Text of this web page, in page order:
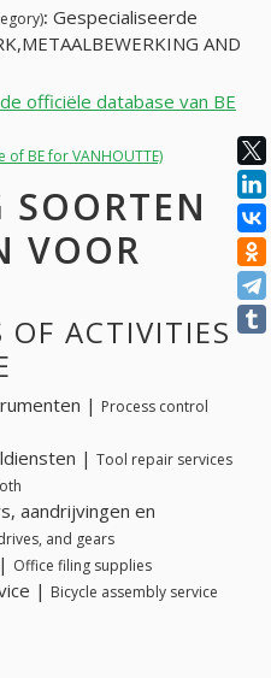
: Gespecialiseerde
AND
officiële database van BE
BE for VANHOUTTE)
VOOR
ACTIVITIES
| Process control
| Tool repair services
aandrijvingen en
and gears
Office filing supplies
| Bicycle assembly service